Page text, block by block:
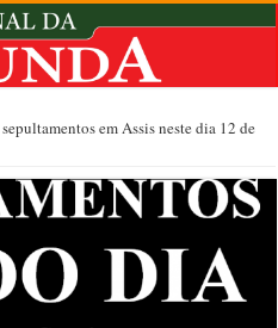
em Assis neste dia 12 de